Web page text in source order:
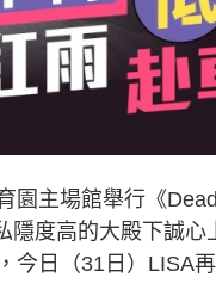
園主場館舉行《
度高的大殿下誠
今日（31日）LISA